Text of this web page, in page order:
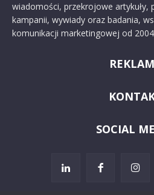
wiadomości, przekrojowe artykuły,
kampanii, wywiady oraz badania,
komunikacji marketingowej od
SOCIAL